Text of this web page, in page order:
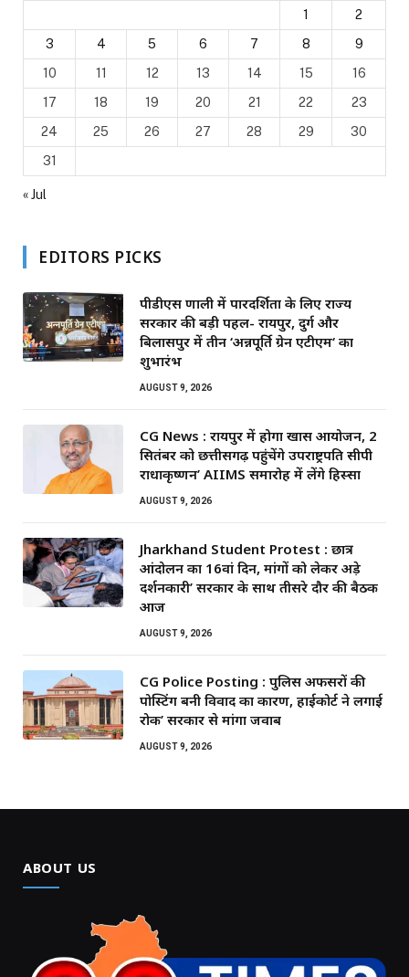
1
2
3
4 5 6 7 8
9
10
11 12 13 14 15
16
17
18 19 20 21 22
23
24
25 26 27 28 29
30
31
« Jul
EDITORS PICKS
पीडीएस प्रणाली में पारदर्शिता के लिए राज्य
सरकार की बड़ी पहल- रायपुर, दुर्ग और
बिलासपुर में तीन ‘अन्नपूर्ति ग्रेन एटीएम‘ का
शुभारंभ
AUGUST 9, 2026
CG News : रायपुर में होगा खास आयोजन, 2
सितंबर को छत्तीसगढ़ पहुंचेंगे उपराष्ट्रपति सीपी
राधाकृष्णन’ AIIMS समारोह में लेंगे हिस्सा
AUGUST 9, 2026
Jharkhand Student Protest : छात्र
आंदोलन का 16वां दिन, मांगों को लेकर अड़े
प्रदर्शनकारी’ सरकार के साथ तीसरे दौर की बैठक
आज
AUGUST 9, 2026
CG Police Posting : पुलिस अफसरों की
पोस्टिंग बनी विवाद का कारण, हाईकोर्ट ने लगाई
रोक’ सरकार से मांगा जवाब
AUGUST 9, 2026
ABOUT US